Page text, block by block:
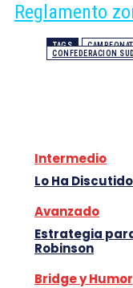
Reglamento
TAGS
CONFEDERACION
Intermedio
Lo Ha
Avanzado
Estrategia
Robinson
Bridge y Humor